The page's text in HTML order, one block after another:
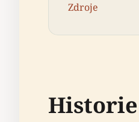
Zdroje